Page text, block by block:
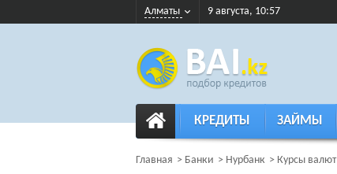
Алматы 9 августа, 10:57
КРЕДИТЫ ЗАЙМЫ
Главная Банки Нурбанк Курсы валют